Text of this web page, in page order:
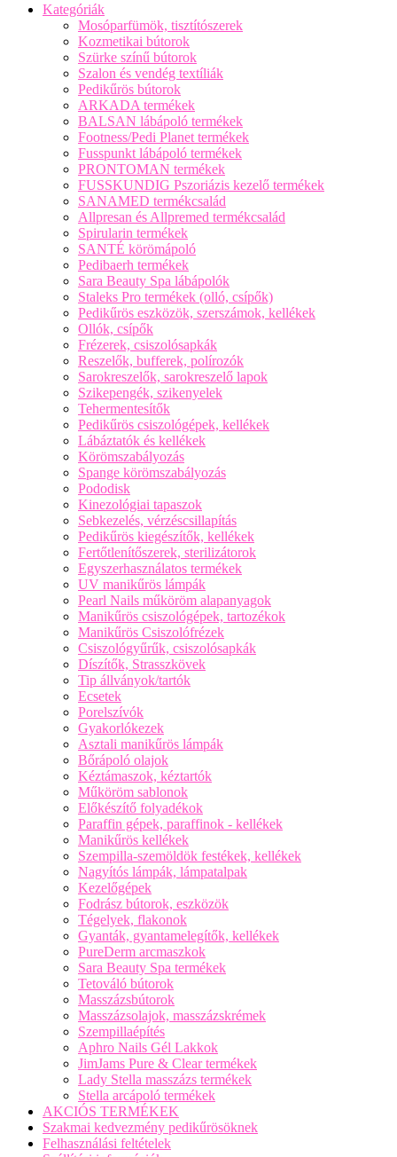
Kategóriák
Mosóparfümök, tisztítószerek
Kozmetikai bútorok
Szürke színű bútorok
Szalon és vendég textíliák
Pedikűrös bútorok
ARKADA termékek
BALSAN lábápoló termékek
Footness/Pedi Planet termékek
Fusspunkt lábápoló termékek
PRONTOMAN termékek
FUSSKUNDIG Pszoriázis kezelő termékek
SANAMED termékcsalád
Allpresan és Allpremed termékcsalád
Spirularin termékek
SANTÉ körömápoló
Pedibaerh termékek
Sara Beauty Spa lábápolók
Staleks Pro termékek (olló, csípők)
Pedikűrös eszközök, szerszámok, kellékek
Ollók, csípők
Frézerek, csiszolósapkák
Reszelők, bufferek, polírozók
Sarokreszelők, sarokreszelő lapok
Szikepengék, szikenyelek
Tehermentesítők
Pedikűrös csiszológépek, kellékek
Lábáztatók és kellékek
Körömszabályozás
Spange körömszabályozás
Pododisk
Kinezológiai tapaszok
Sebkezelés, vérzéscsillapítás
Pedikűrös kiegészítők, kellékek
Fertőtlenítőszerek, sterilizátorok
Egyszerhasználatos termékek
UV manikűrös lámpák
Pearl Nails műköröm alapanyagok
Manikűrös csiszológépek, tartozékok
Manikűrös Csiszolófrézek
Csiszológyűrűk, csiszolósapkák
Díszítők, Strasszkövek
Tip állványok/tartók
Ecsetek
Porelszívók
Gyakorlókezek
Asztali manikűrös lámpák
Bőrápoló olajok
Kéztámaszok, kéztartók
Műköröm sablonok
Előkészítő folyadékok
Paraffin gépek, paraffinok - kellékek
Manikűrös kellékek
Szempilla-szemöldök festékek, kellékek
Nagyítós lámpák, lámpatalpak
Kezelőgépek
Fodrász bútorok, eszközök
Tégelyek, flakonok
Gyanták, gyantamelegítők, kellékek
PureDerm arcmaszkok
Sara Beauty Spa termékek
Tetováló bútorok
Masszázsbútorok
Masszázsolajok, masszázskrémek
Szempillaépítés
Aphro Nails Gél Lakkok
JimJams Pure & Clear termékek
Lady Stella masszázs termékek
Stella arcápoló termékek
AKCIÓS TERMÉKEK
Szakmai kedvezmény pedikűrösöknek
Felhasználási feltételek